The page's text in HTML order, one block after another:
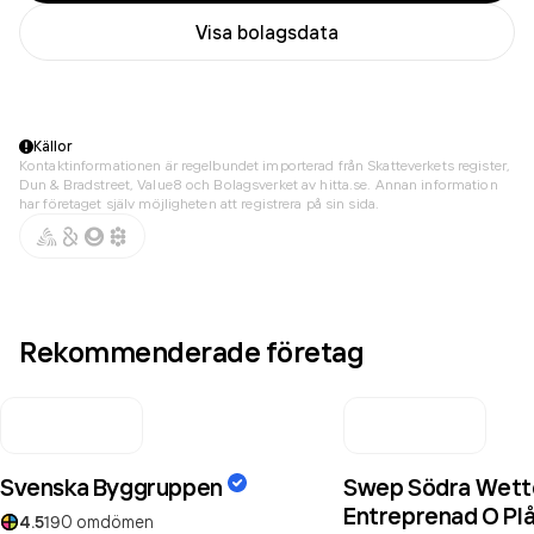
Visa bolagsdata
Källor
Kontaktinformationen är regelbundet importerad från Skatteverkets register,
Dun & Bradstreet, Value8 och Bolagsverket av hitta.se. Annan information
har företaget själv möjligheten att registrera på sin sida.
Rekommenderade företag
Svenska Byggruppen
4.5190 omdömen
Swep Södra
Entreprenad O